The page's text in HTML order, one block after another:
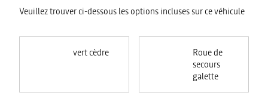
Veuillez trouver ci-dessous les options incluses sur ce véhicule
vert cèdre
Roue de
secours
galette